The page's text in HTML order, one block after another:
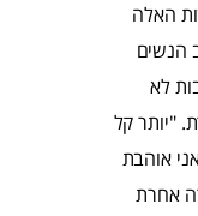
האלה
הנשים
לא
"יותר קל
אוהבת
אחרת